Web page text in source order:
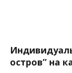
остров” на